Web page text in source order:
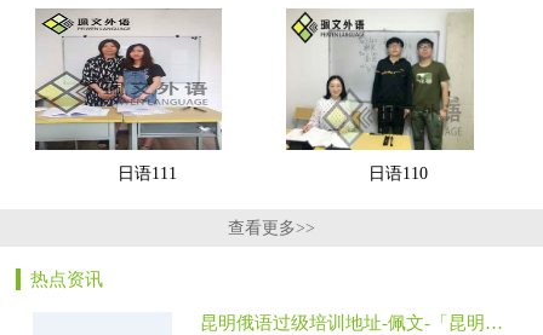
日语111 日语110
查看更多>>
热点资讯
昆明俄语过级培训地址-佩文-「昆明小语种口语培训班哪家好」